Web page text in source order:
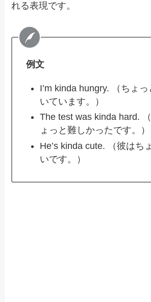
れる表現です。
例文
I’m kinda hungry. （ちょ
いています。）
The test was kinda hard.
ょっと難しかったです。）
He’s kinda cute. （彼はち
いです。）